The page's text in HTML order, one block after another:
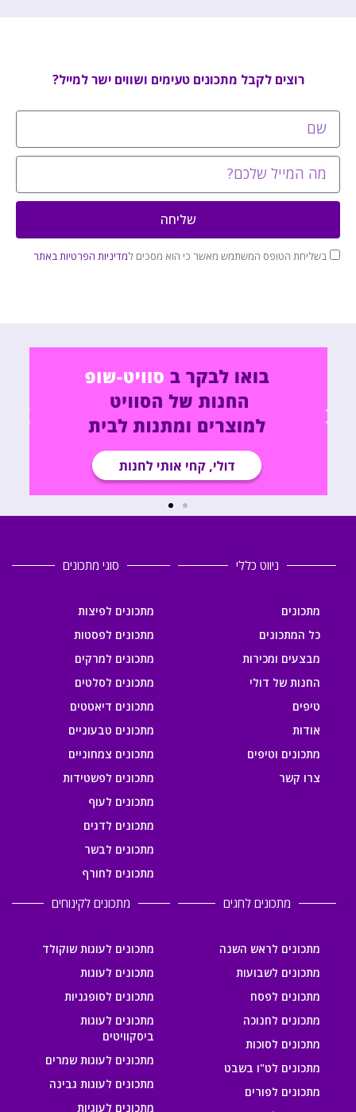
רוצים לקבל מתכונים טעימים ושווים ישר למייל?
בשליחת הטופס המשתמש מאשר כי הוא מסכים למדיניות הפרטיות באתר
שליחה
ניווט כללי
מתכונים
כל המתכונים
מבצעים ומכירות
החנות של דולי
טיפים
אודות
מתכונים וטיפים
צרו קשר
סוגי מתכונים
מתכונים לפיצות
מתכונים לפסטות
מתכונים למרקים
מתכונים לסלטים
מתכונים דיאטטים
מתכונים טבעוניים
מתכונים צמחוניים
מתכונים לפשטידות
מתכונים לעוף
מתכונים לדגים
מתכונים לבשר
מתכונים לחורף
מתכונים לחגים
מתכונים לראש השנה
מתכונים לשבועות
מתכונים לפסח
מתכונים לחנוכה
מתכונים לסוכות
מתכונים לט"ו בשבט
מתכונים לפורים
מתכונים לקינוחים
מתכונים לעוגות שוקולד
מתכונים לעוגות
מתכונים לסופגניות
מתכונים לעוגות
ביסקוויטים
מתכונים לעוגות שמרים
מתכונים לעוגות גבינה
מתכונים לעוגיות